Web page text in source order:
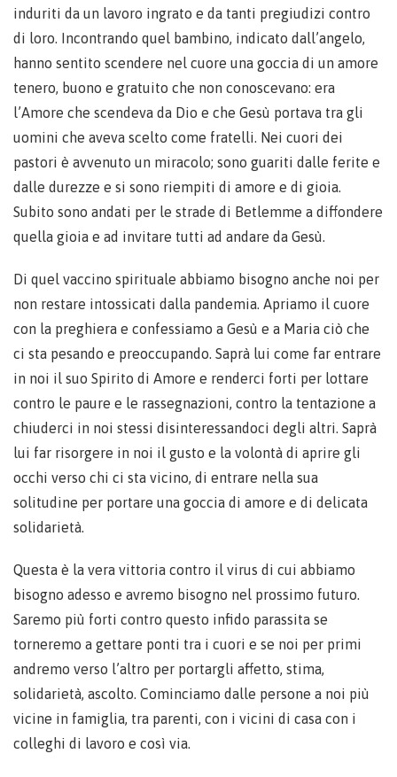
induriti da un lavoro ingrato e da tanti pregiudizi contro
di loro. Incontrando quel bambino, indicato dall’angelo,
hanno sentito scendere nel cuore una goccia di un amore
tenero, buono e gratuito che non conoscevano: era
l’Amore che scendeva da Dio e che Gesù portava tra gli
uomini che aveva scelto come fratelli. Nei cuori dei
pastori è avvenuto un miracolo; sono guariti dalle ferite e
dalle durezze e si sono riempiti di amore e di gioia.
Subito sono andati per le strade di Betlemme a diffondere
quella gioia e ad invitare tutti ad andare da Gesù.
Di quel vaccino spirituale abbiamo bisogno anche noi per
non restare intossicati dalla pandemia. Apriamo il cuore
con la preghiera e confessiamo a Gesù e a Maria ciò che
ci sta pesando e preoccupando. Saprà lui come far entrare
in noi il suo Spirito di Amore e renderci forti per lottare
contro le paure e le rassegnazioni, contro la tentazione a
chiuderci in noi stessi disinteressandoci degli altri. Saprà
lui far risorgere in noi il gusto e la volontà di aprire gli
occhi verso chi ci sta vicino, di entrare nella sua
solitudine per portare una goccia di amore e di delicata
solidarietà.
Questa è la vera vittoria contro il virus di cui abbiamo
bisogno adesso e avremo bisogno nel prossimo futuro.
Saremo più forti contro questo infido parassita se
torneremo a gettare ponti tra i cuori e se noi per primi
andremo verso l’altro per portargli affetto, stima,
solidarietà, ascolto. Cominciamo dalle persone a noi più
vicine in famiglia, tra parenti, con i vicini di casa con i
colleghi di lavoro e così via.